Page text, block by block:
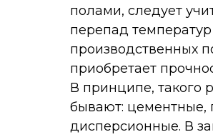
полами, следует
перепад
производственных
приобретает
В принципе, такого
бывают: цементные,
дисперсионные. В